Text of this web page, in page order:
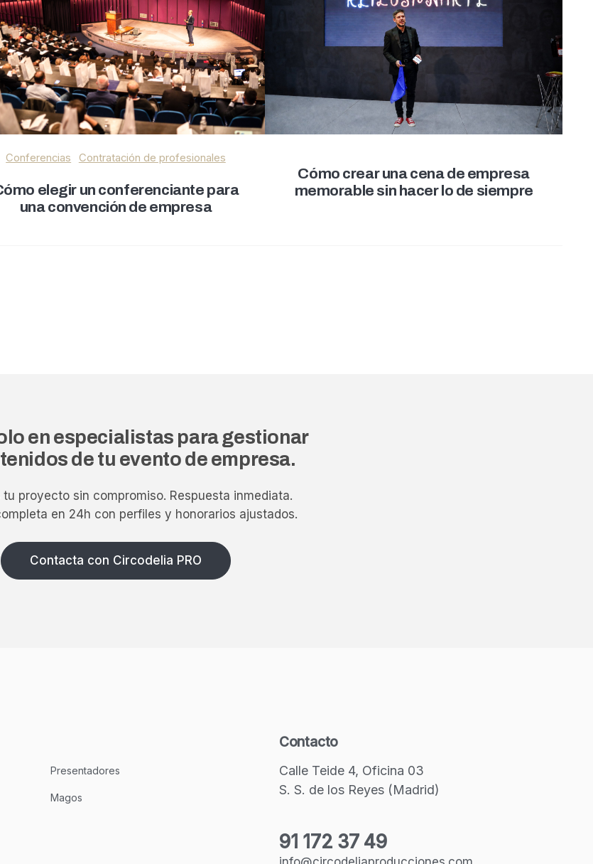
Conferencias Contratación de profesionales
elegir un conferenciante para
una convención de empresa
Cómo crear una cena de empresa
memorable sin hacer lo de siempre
en especialistas para gestionar
de tu evento de empresa.
tu proyecto sin compromiso. Respuesta inmediata.
en 24h con perfiles y honorarios ajustados.
Contacta con Circodelia PRO
Presentadores
Magos
Contacto
Calle Teide 4, Oficina 03
S. S. de los Reyes (Madrid)
91 172 37 49